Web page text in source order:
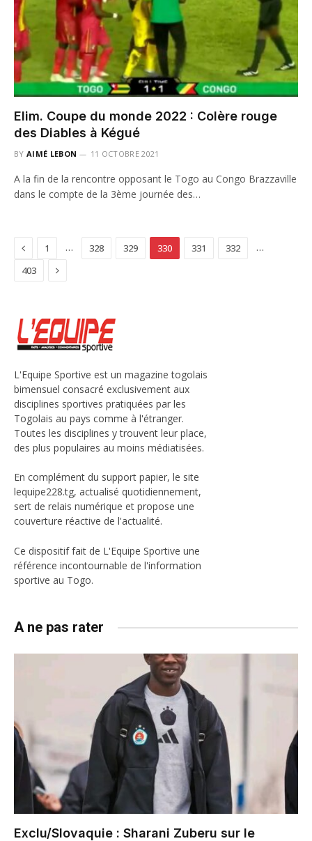
Elim. Coupe du monde 2022 : Colère rouge
des Diables à Kégué
BY AIMÉ LEBON 11 OCTOBRE 2021
A la fin de la rencontre opposant le Togo au Congo Brazzaville
dans le compte de la 3ème journée des…
Previous
1 … 328 329 330 331 332
…
403
Next
L'Equipe Sportive est un magazine togolais
bimensuel consacré exclusivement aux
disciplines sportives pratiquées par les
Togolais au pays comme à l'étranger.
Toutes les disciplines y trouvent leur place,
des plus populaires au moins médiatisées.
En complément du support papier, le site
lequipe228.tg, actualisé quotidiennement,
sert de relais numérique et propose une
couverture réactive de l'actualité.
Ce dispositif fait de L'Equipe Sportive une
référence incontournable de l'information
sportive au Togo.
A ne pas rater
Exclu/Slovaquie : Sharani Zuberu sur le